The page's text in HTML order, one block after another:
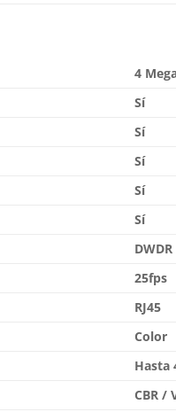
4
Sí
Sí
Sí
Sí
Sí
DWDR
25fps
RJ45
Color
Hasta
CBR /